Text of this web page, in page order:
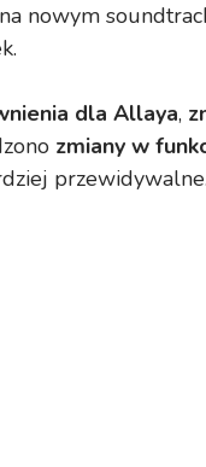
nowym
dla Allaya,
zmiany w